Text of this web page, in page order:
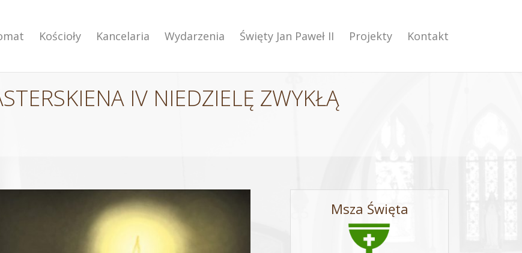
Kościoły Kancelaria Wydarzenia Święty Jan Paweł II Projekty Kontakt
IV NIEDZIELĘ ZWYKŁĄ
Msza Święta